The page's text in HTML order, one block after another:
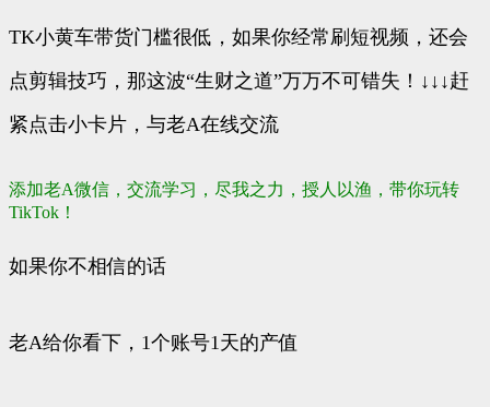
TK小黄车带货门槛很低，如果你经常刷短视频，还会
点剪辑技巧，那这波“生财之道”万万不可错失！↓↓↓赶
紧点击小卡片，与老A在线交流
添加老A微信，交流学习，尽我之力，授人以渔，带你玩转
TikTok！
如果你不相信的话
老A给你看下，1个账号1天的产值